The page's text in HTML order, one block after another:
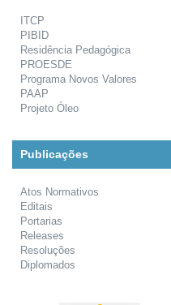
ITCP
PIBID
Residência Pedagógica
PROESDE
Programa Novos Valores
PAAP
Projeto Óleo
Publicações
Atos Normativos
Editais
Portarias
Releases
Resoluções
Diplomados